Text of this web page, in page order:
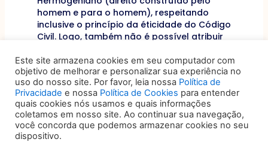
homem e para o homem), respeitando
inclusive o princípio da éticidade do Código
Civil. Logo, também não é possível atribuir
autor, às máquinas baseadas em IA.
Também Mafalda Miranda Barboza
esclarece que, por maior que seja o grau de
sofisticação de robôs ou mecanismos de IA,
lhes faltam outros aspectos da inteligência
humana, não sendo possível reduzir
Este site armazena cookies em seu computador com
objetivo de melhorar e personalizar sua experiência no
uso do nosso site. Por favor, leia nossa Política de
Privacidade e nossa Política de Cookies para entender
quais cookies nós usamos e quais informações
coletamos em nosso site. Ao continuar sua navegação,
você concorda que podemos armazenar cookies no seu
dispositivo.